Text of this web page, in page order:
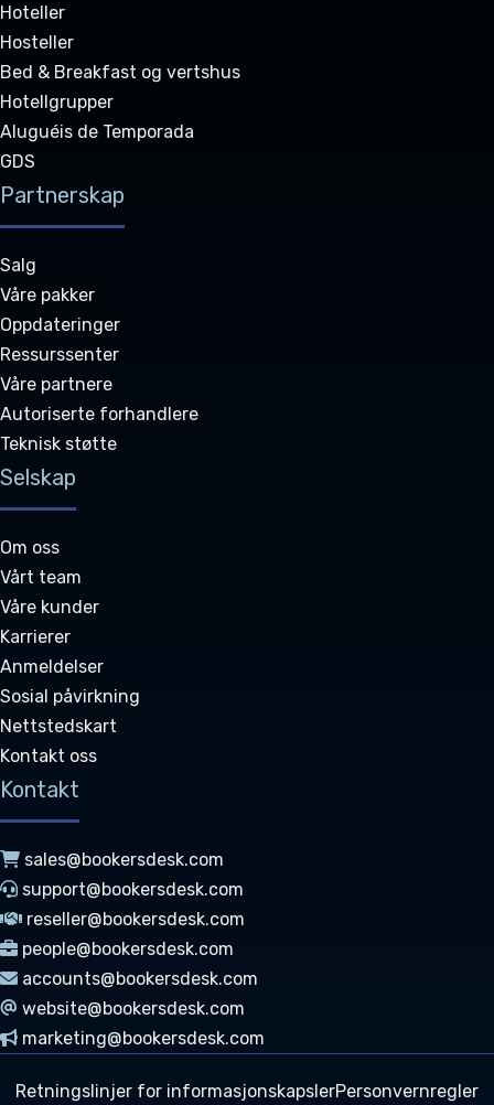
Hoteller
Hosteller
Bed & Breakfast og vertshus
Hotellgrupper
Aluguéis de Temporada
GDS
Partnerskap
Salg
Våre pakker
Oppdateringer
Ressurssenter
Våre partnere
Autoriserte forhandlere
Teknisk støtte
Selskap
Om oss
Vårt team
Våre kunder
Karrierer
Anmeldelser
Sosial påvirkning
Nettstedskart
Kontakt oss
Kontakt
sales@bookersdesk.com
support@bookersdesk.com
reseller@bookersdesk.com
people@bookersdesk.com
accounts@bookersdesk.com
website@bookersdesk.com
marketing@bookersdesk.com
Retningslinjer for informasjonskapslerPersonvernregler